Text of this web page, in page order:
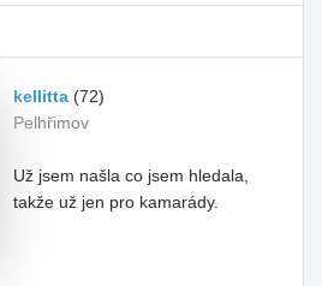
kellitta (72)
Pelhřimov
Už jsem našla co jsem hledala,
takže už jen pro kamarády.